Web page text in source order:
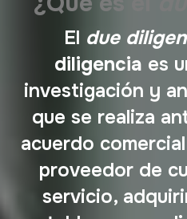
El due
diligencia es
investigación y
que se realiza
acuerdo
proveedor de
servicio,